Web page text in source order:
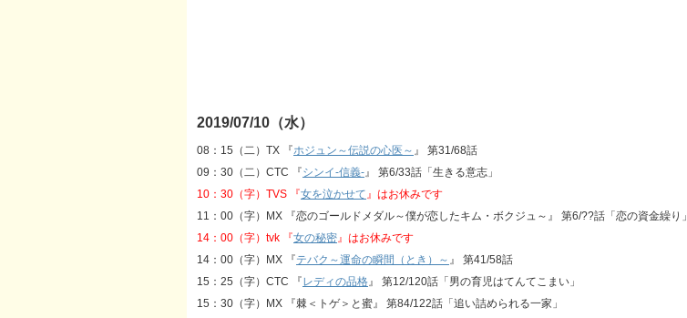
2019/07/10（水）
08：15（二）TX 『ホジュン～伝説の心医～ 』 第31/68話
09：30（二）CTC 『シンイ‐信義‐』 第6/33話「生きる意志」
10：30（字）TVS 『女を泣かせて』はお休みです
11：00（字）MX 『恋のゴールドメダル～僕が恋したキム・ボクジュ～』 第6/??話「恋の資金繰り」
14：00（字）tvk 『女の秘密』はお休みです
14：00（字）MX 『テバク～運命の瞬間（とき）～ 』 第41/58話
15：25（字）CTC 『レディの品格』 第12/120話「男の育児はてんてこまい」
15：30（字）MX 『棘＜トゲ＞と蜜』 第84/122話「追い詰められる一家」